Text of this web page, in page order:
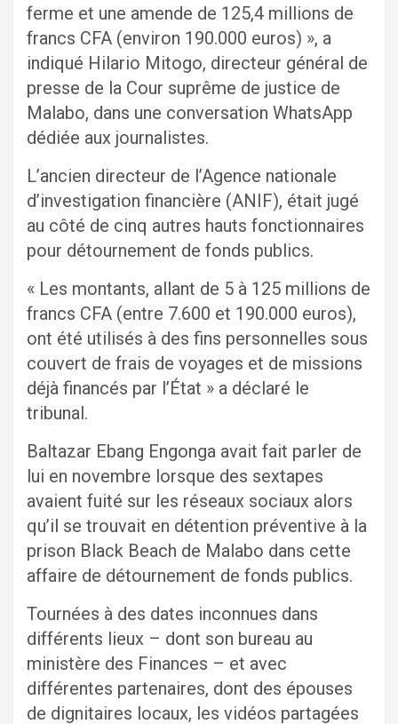
ferme et une amende de 125,4 millions de
francs CFA (environ 190.000 euros) », a
indiqué Hilario Mitogo, directeur général de
presse de la Cour suprême de justice de
Malabo, dans une conversation WhatsApp
dédiée aux journalistes.
L’ancien directeur de l’Agence nationale
d’investigation financière (ANIF), était jugé
au côté de cinq autres hauts fonctionnaires
pour détournement de fonds publics.
« Les montants, allant de 5 à 125 millions de
francs CFA (entre 7.600 et 190.000 euros),
ont été utilisés à des fins personnelles sous
couvert de frais de voyages et de missions
déjà financés par l’État » a déclaré le
tribunal.
Baltazar Ebang Engonga avait fait parler de
lui en novembre lorsque des sextapes
avaient fuité sur les réseaux sociaux alors
qu’il se trouvait en détention préventive à la
prison Black Beach de Malabo dans cette
affaire de détournement de fonds publics.
Tournées à des dates inconnues dans
différents lieux – dont son bureau au
ministère des Finances – et avec
différentes partenaires, dont des épouses
de dignitaires locaux, les vidéos partagées